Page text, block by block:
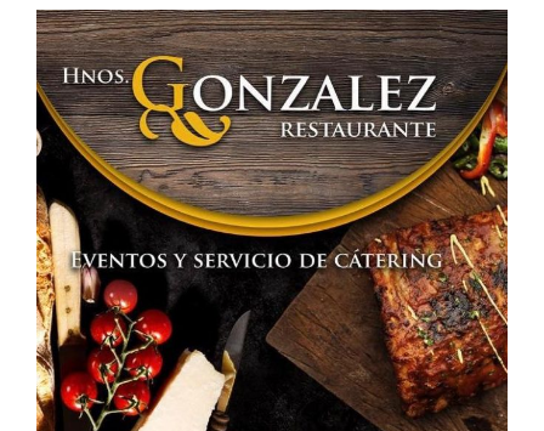
todas
las
procesiones
de
Semana
Santa»